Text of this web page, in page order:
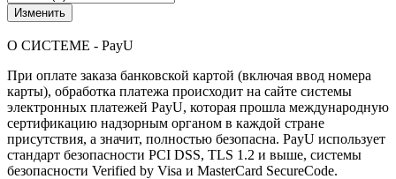
Изменить
О СИСТЕМЕ - PayU
При оплате заказа банковской картой (включая ввод номера
карты), обработка платежа происходит на сайте системы
электронных платежей PayU, которая прошла международную
сертификацию надзорным органом в каждой стране
присутствия, а значит, полностью безопасна. PayU использует
стандарт безопасности PCI DSS, TLS 1.2 и выше, системы
безопасности Verified by Visa и MasterCard SecureCode.